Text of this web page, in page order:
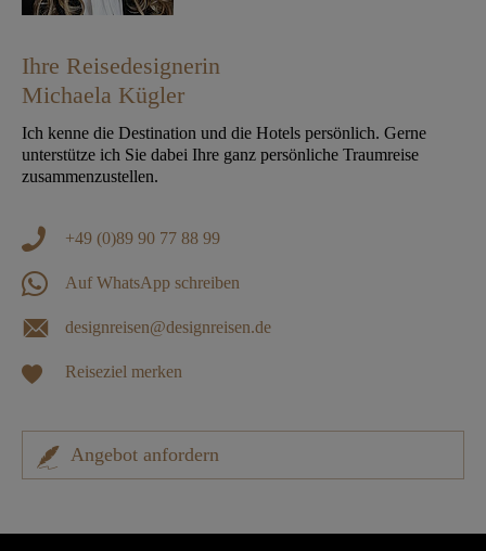
Ihre Reisedesignerin
Michaela Kügler
Ich kenne die Destination und die Hotels persönlich. Gerne
unterstütze ich Sie dabei Ihre ganz persönliche Traumreise
zusammenzustellen.
+49 (0)89 90 77 88 99
Auf WhatsApp schreiben
designreisen@designreisen.de
Reiseziel merken
Angebot anfordern